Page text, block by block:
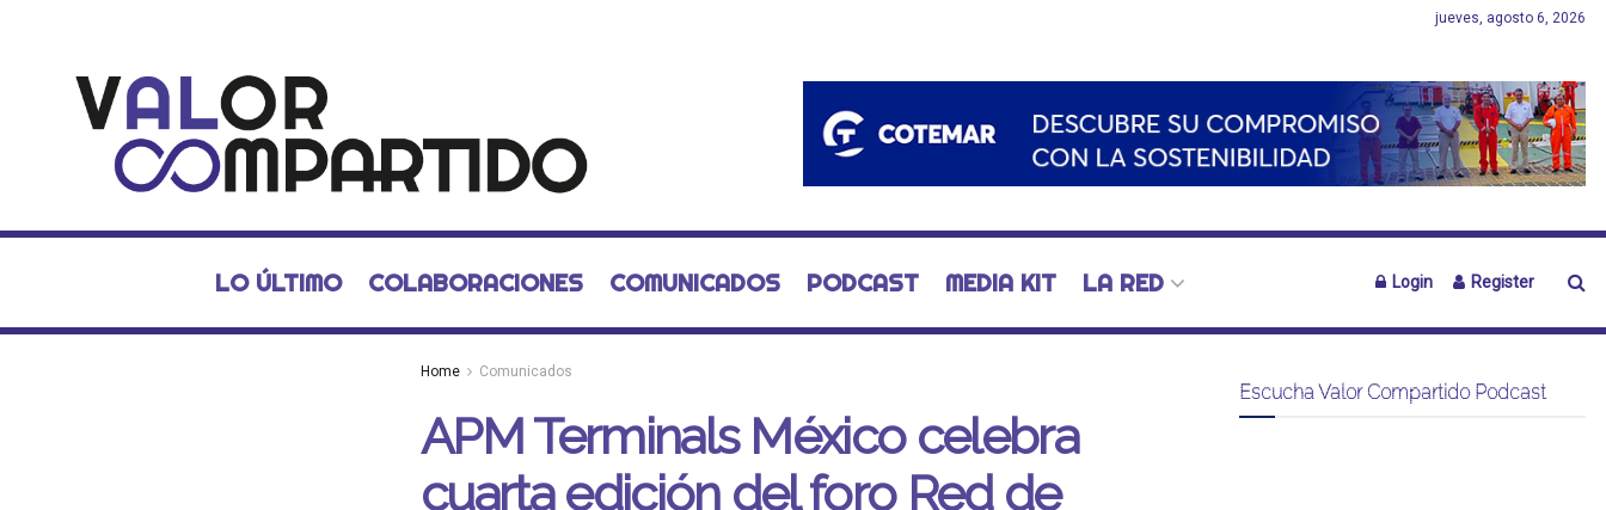
jueves, agosto 6, 2026
LO ÚLTIMO COLABORACIONES COMUNICADOS PODCAST MEDIA KIT LA RED Login Register
Home Comunicados
APM Terminals México celebra
cuarta edición del foro Red de
Escucha Valor Compartido Podcast